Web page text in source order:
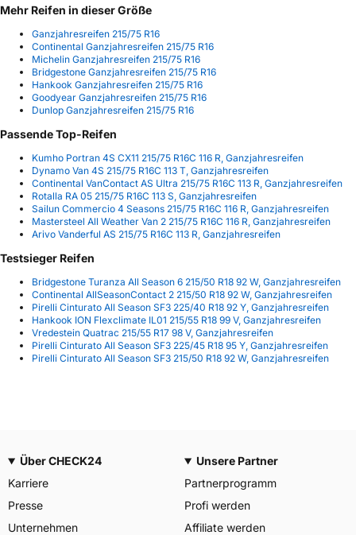
Mehr Reifen in dieser Größe
Ganzjahresreifen 215/75 R16
Continental Ganzjahresreifen 215/75 R16
Michelin Ganzjahresreifen 215/75 R16
Bridgestone Ganzjahresreifen 215/75 R16
Hankook Ganzjahresreifen 215/75 R16
Goodyear Ganzjahresreifen 215/75 R16
Dunlop Ganzjahresreifen 215/75 R16
Passende Top-Reifen
Kumho Portran 4S CX11 215/75 R16C 116 R, Ganzjahresreifen
Dynamo Van 4S 215/75 R16C 113 T, Ganzjahresreifen
Continental VanContact AS Ultra 215/75 R16C 113 R, Ganzjahresreifen
Rotalla RA 05 215/75 R16C 113 S, Ganzjahresreifen
Sailun Commercio 4 Seasons 215/75 R16C 116 R, Ganzjahresreifen
Mastersteel All Weather Van 2 215/75 R16C 116 R, Ganzjahresreifen
Arivo Vanderful AS 215/75 R16C 113 R, Ganzjahresreifen
Testsieger Reifen
Bridgestone Turanza All Season 6 215/50 R18 92 W, Ganzjahresreifen
Continental AllSeasonContact 2 215/50 R18 92 W, Ganzjahresreifen
Pirelli Cinturato All Season SF3 225/40 R18 92 Y, Ganzjahresreifen
Hankook ION Flexclimate IL01 215/55 R18 99 V, Ganzjahresreifen
Vredestein Quatrac 215/55 R17 98 V, Ganzjahresreifen
Pirelli Cinturato All Season SF3 225/45 R18 95 Y, Ganzjahresreifen
Pirelli Cinturato All Season SF3 215/50 R18 92 W, Ganzjahresreifen
Über CHECK24
Karriere
Presse
Unternehmen
Unsere Partner
Partnerprogramm
Profi werden
Affiliate werden